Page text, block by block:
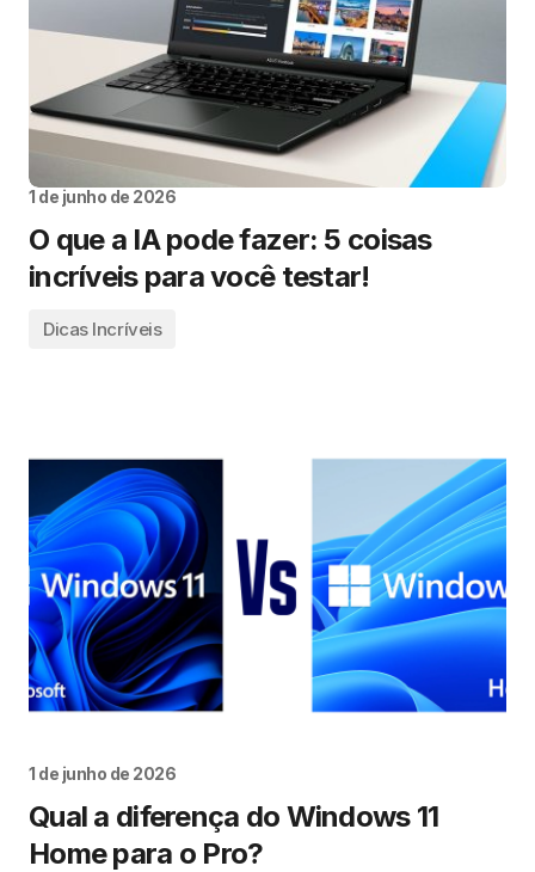
1 de junho de 2026
O que a IA pode fazer: 5 coisas
incríveis para você testar!
Dicas Incríveis
1 de junho de 2026
Qual a diferença do Windows 11
Home para o Pro?